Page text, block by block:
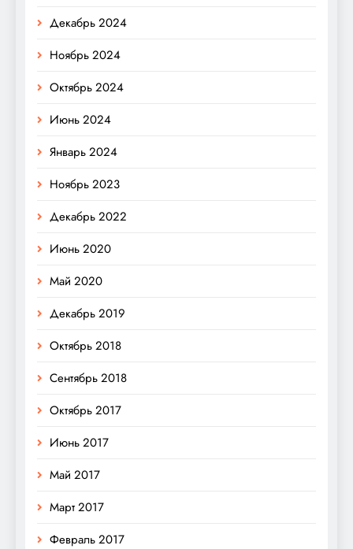
Декабрь 2024
Ноябрь 2024
Октябрь 2024
Июнь 2024
Январь 2024
Ноябрь 2023
Декабрь 2022
Июнь 2020
Май 2020
Декабрь 2019
Октябрь 2018
Сентябрь 2018
Октябрь 2017
Июнь 2017
Май 2017
Март 2017
Февраль 2017